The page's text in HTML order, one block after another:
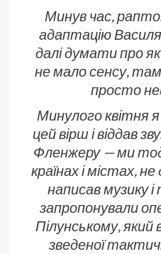
Минув час,
адаптацію Василя
далі думати про
не мало сенсу,
просто
Минулого квітня
цей вірш і віддав
Фленжеру — ми
країнах і містах,
написав музику
запропонували
Пілунському, який
зведеної